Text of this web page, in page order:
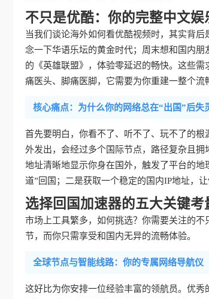
不只是优酷：你的完整中文娱
当我们谈论海外如何看优酷视频时，其实背
念一下华语乐坛的黄金时代；周末想和国内
的《英雄联盟》，体验零延迟的畅快。这些
痛医头、脚痛医脚，它需要为你重建一整个流
核心痛点：为什么你的网络总在“出国”后失
首先要明白，你看不了、听不了、玩不了的
外发出，会经过多个国际节点，路径复杂且
地址清晰地显示你身在国外，触发了平台的
道”回国；二是获取一个稳定的国内IP地址，让
选择回国加速器的五大关键考
市场上工具繁多，如何挑选？你需要关注的不
节，而你只需享受和国内无异的流畅体验。
全球节点与智能线路：你的专属网络导航仪
这好比为你安排一位经验丰富的领航员。优